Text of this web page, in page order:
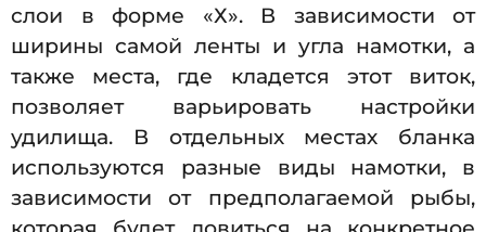
слои в форме «Х». В зависимости от
ширины самой ленты и угла намотки, а
также места, где кладется этот виток,
позволяет варьировать настройки
удилища. В отдельных местах бланка
используются разные виды намотки, в
зависимости от предполагаемой рыбы,